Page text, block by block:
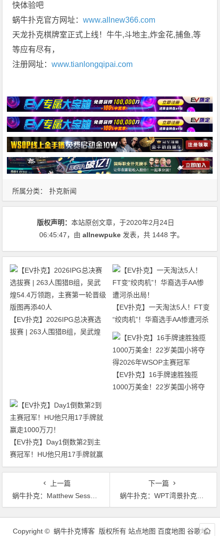
快体验吧
蜗牛扑克官方网址：www.allnew366.com
天龙扑克棋牌室正式上线！牛牛,斗地主,炸金花,捕鱼,等
等应有尽有，
注册网址：www.tianlongqipai.com
所属分类： 扑克新闻
版权声明：本站原创文章，于2020年2月24日
06:45:47，由allnewpuke 发表，共 1448 字。
【EV扑克】2026IPG总决赛选
拔赛 | 263人围猎B组，吴武煌
【EV扑克】一天淘汰5人！FT变
“绞肉机”！华裔选手AA惨遭河杀
出局！
【EV扑克】16手牌速胜独揽
1000万美金！22岁美国小将夺
【EV扑克】Day1倒数第2到主
赛冠军！HU他只用17手牌就赢
走1000万刀！
上一篇
蜗牛扑克：Matthew Sesso获得Potomac冬季扑克公开赛主赛冠军
下一篇
蜗牛扑克：WPT湾景扑克赛15强，卫冕冠军Demi Kiriopoulos领跑
文
Copyright © 蜗牛扑克博客 版权所有 站点地图 百度地图 谷歌地